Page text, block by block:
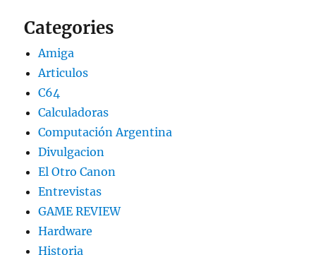
Categories
Amiga
Articulos
C64
Calculadoras
Computación Argentina
Divulgacion
El Otro Canon
Entrevistas
GAME REVIEW
Hardware
Historia